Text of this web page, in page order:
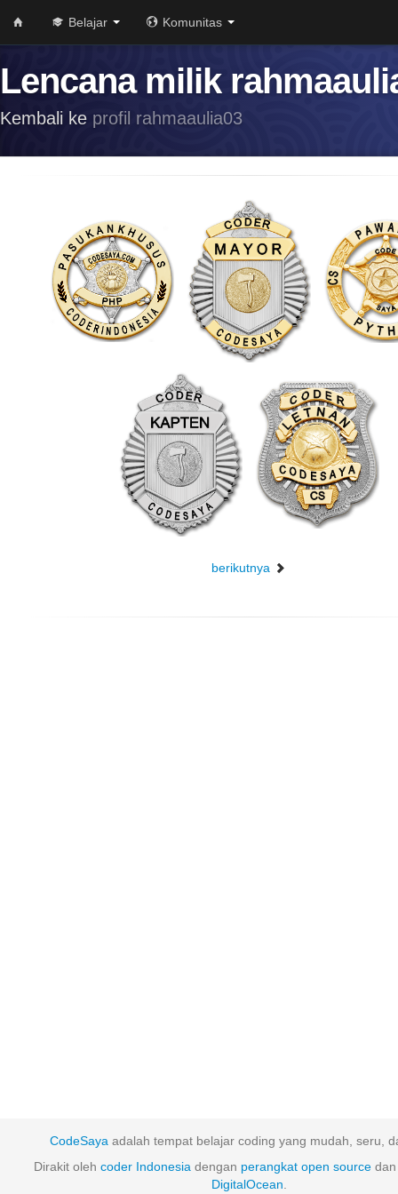
Belajar Komunitas
Lencana milik
Kembali ke profil rahmaaulia03
berikutnya
CodeSaya adalah tempat belajar coding yang mudah, seru,
Dirakit oleh coder Indonesia dengan perangkat open source
DigitalOcean